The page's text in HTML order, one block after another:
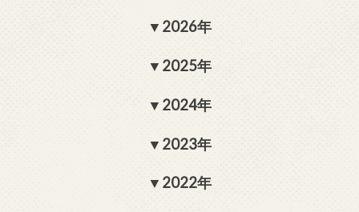
2026年
2025年
2024年
2023年
2022年